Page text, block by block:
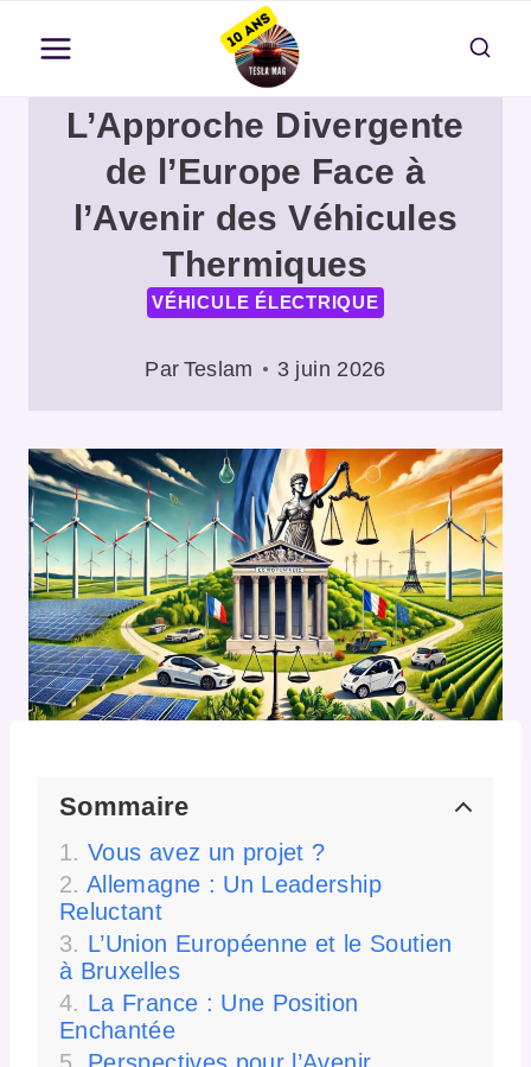
contenu
L’Approche Divergente
de l’Europe Face à
l’Avenir des Véhicules
Thermiques
VÉHICULE ÉLECTRIQUE
Par Teslam 3 juin 2026
Sommaire
Vous avez un projet ?
Allemagne : Un Leadership
Reluctant
L’Union Européenne et le Soutien
à Bruxelles
La France : Une Position
Enchantée